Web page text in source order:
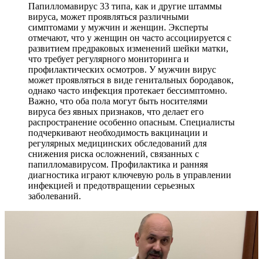
Папилломавирус 33 типа, как и другие штаммы
вируса, может проявляться различными
симптомами у мужчин и женщин. Эксперты
отмечают, что у женщин он часто ассоциируется с
развитием предраковых изменений шейки матки,
что требует регулярного мониторинга и
профилактических осмотров. У мужчин вирус
может проявляться в виде генитальных бородавок,
однако часто инфекция протекает бессимптомно.
Важно, что оба пола могут быть носителями
вируса без явных признаков, что делает его
распространение особенно опасным. Специалисты
подчеркивают необходимость вакцинации и
регулярных медицинских обследований для
снижения риска осложнений, связанных с
папилломавирусом. Профилактика и ранняя
диагностика играют ключевую роль в управлении
инфекцией и предотвращении серьезных
заболеваний.